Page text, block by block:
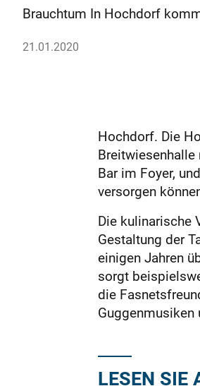
Brauchtum In Hochdorf
21.01.2020
Hochdorf. Die
Breitwiesenhalle
Bar im Foyer,
versorgen
Die kulinarische
Gestaltung der
einigen Jahren
sorgt
die
Guggenmusiken
LESEN SIE